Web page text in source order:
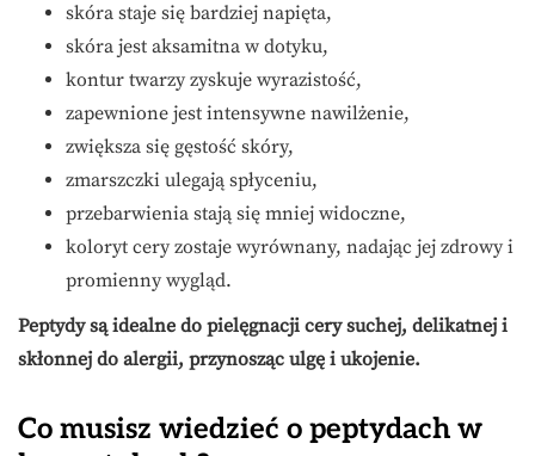
skóra staje się bardziej napięta,
skóra jest aksamitna w dotyku,
kontur twarzy zyskuje wyrazistość,
zapewnione jest intensywne nawilżenie,
zwiększa się gęstość skóry,
zmarszczki ulegają spłyceniu,
przebarwienia stają się mniej widoczne,
koloryt cery zostaje wyrównany, nadając jej zdrowy i
promienny wygląd.
Peptydy są idealne do pielęgnacji cery suchej, delikatnej i
skłonnej do alergii, przynosząc ulgę i ukojenie.
Co musisz wiedzieć o peptydach w